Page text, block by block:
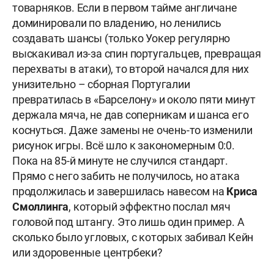
товарняков. Если в первом тайме англичане
доминировали по владению, но ленились
создавать шансы (только Уокер регулярно
выскакивал из-за спин португальцев, превращая
перехваты в атаки), то второй начался для них
унизительно – сборная Португалии
превратилась в «Барселону» и около пяти минут
держала мяча, не дав соперникам и шанса его
коснуться. Даже замены не очень-то изменили
рисунок игры. Всё шло к закономерным 0:0.
Пока на 85-й минуте не случился стандарт.
Прямо с него забить не получилось, но атака
продолжилась и завершилась навесом на Криса
Смоллинга, который эффектно послал мяч
головой под штангу. Это лишь один пример. А
сколько было угловых, с которых забивал Кейн
или здоровенные центрбеки?